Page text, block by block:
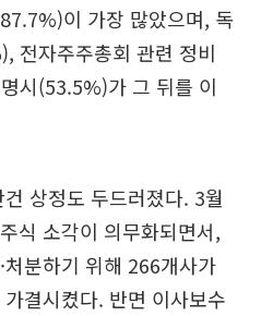
이 가장 많았으며, 독
전자주주총회 관련 정비
시(53.5%)가 그 뒤를 이
상정도 두드러졌다. 3월
식 소각이 의무화되면서,
분하기 위해 266개사가
결시켰다. 반면 이사보수